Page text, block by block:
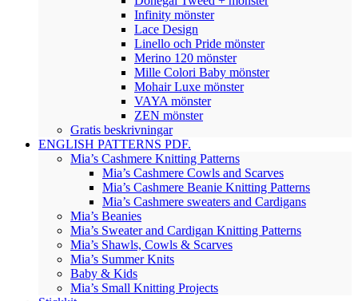
Infinity mönster
Lace Design
Linello och Pride mönster
Merino 120 mönster
Mille Colori Baby mönster
Mohair Luxe mönster
VAYA mönster
ZEN mönster
Gratis beskrivningar
ENGLISH PATTERNS PDF.
Mia’s Cashmere Knitting Patterns
Mia’s Cashmere Cowls and Scarves
Mia’s Cashmere Beanie Knitting Patterns
Mia’s Cashmere sweaters and Cardigans
Mia’s Beanies
Mia’s Sweater and Cardigan Knitting Patterns
Mia’s Shawls, Cowls & Scarves
Mia’s Summer Knits
Baby & Kids
Mia’s Small Knitting Projects